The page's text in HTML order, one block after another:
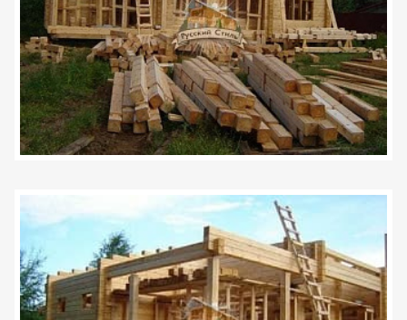
Задать вопрос
+7 (495) 120-99-80
8 (800) 600-42-03